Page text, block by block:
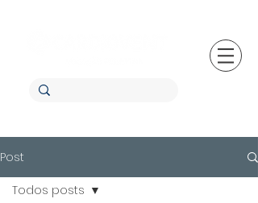
Post
Todos posts